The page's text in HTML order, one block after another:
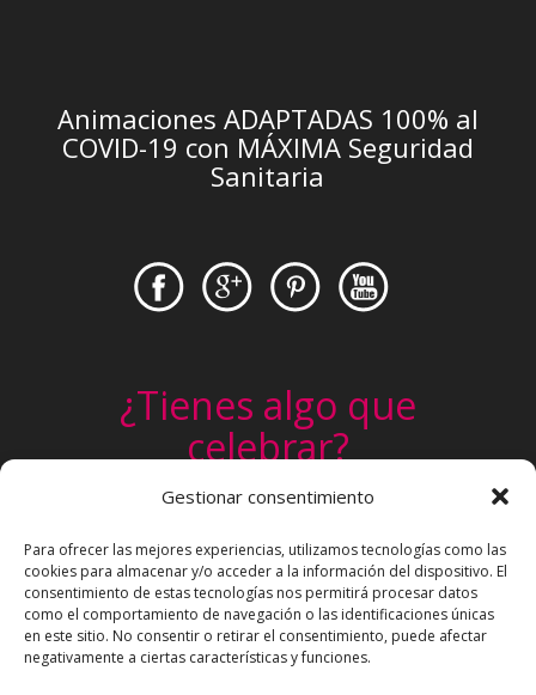
Gestionar consentimiento
Para ofrecer las mejores experiencias, utilizamos tecnologías como las
cookies para almacenar y/o acceder a la información del dispositivo. El
consentimiento de estas tecnologías nos permitirá procesar datos
como el comportamiento de navegación o las identificaciones únicas
en este sitio. No consentir o retirar el consentimiento, puede afectar
negativamente a ciertas características y funciones.
Animaciones ADAPTADAS 100% al
COVID-19 con MÁXIMA Seguridad
Sanitaria
¿Tienes algo que
celebrar?
Un cumpleaños, una comunión, un
evento infantil. Pide tu presupuesto
personalizado sin ningún compromiso
Sí, Quiero